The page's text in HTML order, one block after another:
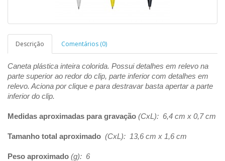
Descrição Comentários (0)
Caneta plástica inteira colorida. Possui detalhes em relevo na
parte superior ao redor do clip, parte inferior com detalhes em
relevo. Aciona por clique e para destravar basta apertar a parte
inferior do clip.
Medidas aproximadas para gravação (CxL): 6,4 cm x 0,7 cm
Tamanho total aproximado (CxL): 13,6 cm x 1,6 cm
Peso aproximado (g): 6